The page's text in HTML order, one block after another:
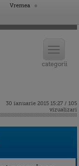
Vremea
30 ianuarie 2015 15:27 / 105
vizualizari